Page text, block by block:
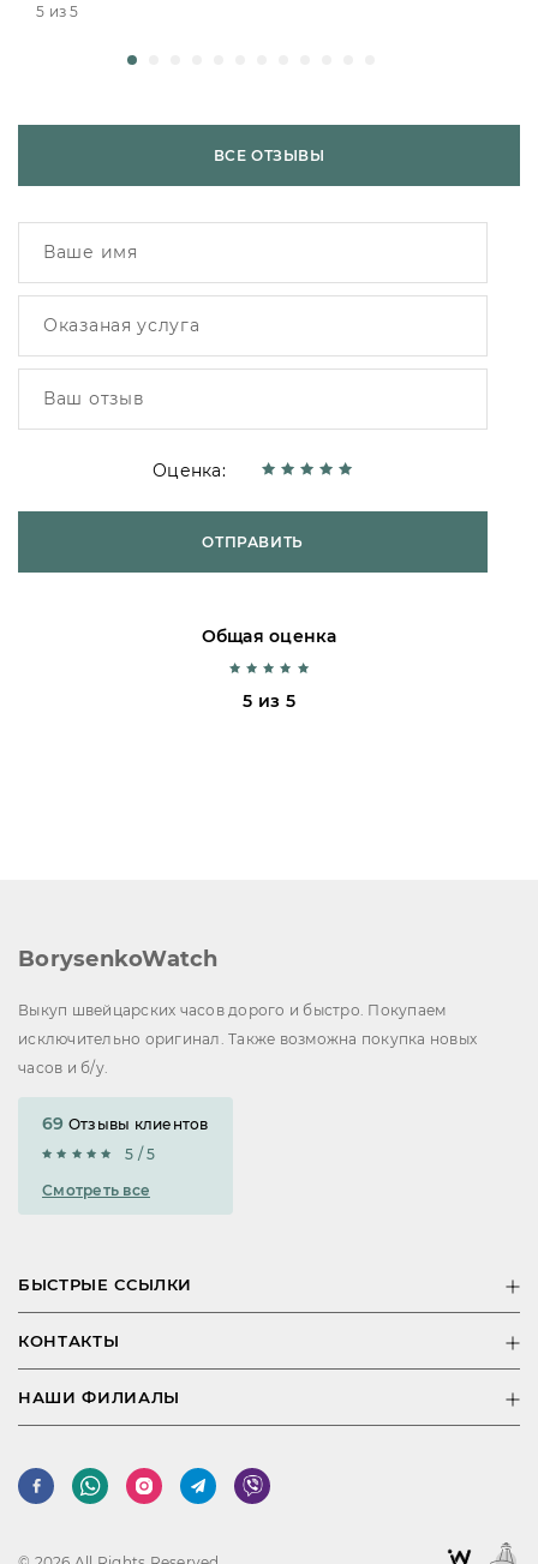
5 из 5
ВСЕ ОТЗЫВЫ
Оценка:
ОТПРАВИТЬ
Общая оценка
5 из 5
BorysenkoWatch
Выкуп швейцарских часов дорого и быстро. Покупаем
исключительно оригинал. Также возможна покупка новых
часов и б/у.
69 Отзывы клиентов
5 / 5
Смотреть все
БЫСТРЫЕ ССЫЛКИ
КОНТАКТЫ
НАШИ ФИЛИАЛЫ